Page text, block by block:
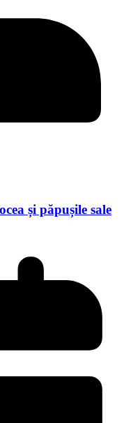
și păpușile sale